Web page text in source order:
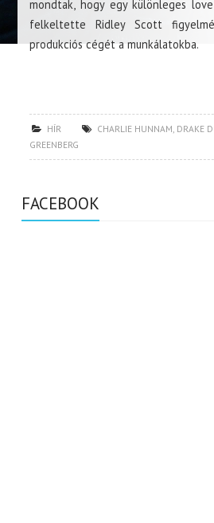
mondtak, hogy egy különleges
felkeltette Ridley Scott
produkciós cégét a munkálatokba.
HÍR CHARLIE HUNNAM, DRAKE
GREENBERG
FACEBOOK